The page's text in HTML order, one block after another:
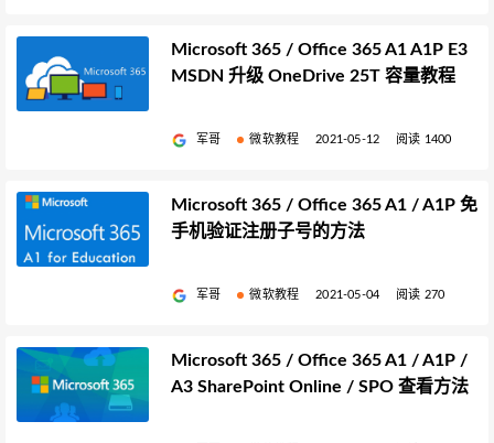
Microsoft 365 / Office 365 A1 A1P E3
MSDN 升级 OneDrive 25T 容量教程
军哥 微软教程 2021-05-12 阅读 1400
Microsoft 365 / Office 365 A1 / A1P 免
手机验证注册子号的方法
军哥 微软教程 2021-05-04 阅读 270
Microsoft 365 / Office 365 A1 / A1P /
A3 SharePoint Online / SPO 查看方法